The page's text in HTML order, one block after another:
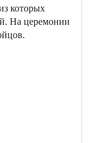
которых
На церемонии